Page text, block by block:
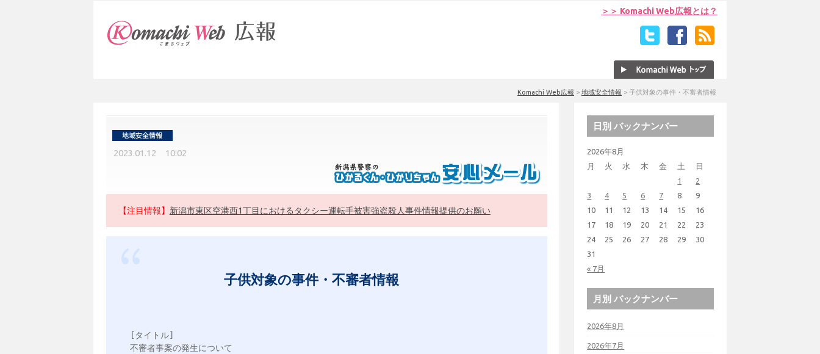
＞＞ Komachi Web広報とは？
Komachi Web広報 > 地域安全情報 > 子供対象の事件・不審者情報
2023.01.12 10:02
【注目情報】 新潟市東区空港西1丁目におけるタクシー運転手被害強盗殺人事件情報提供のお願い
子供対象の事件・不審者情報
[タイトル]
不審者事案の発生について
日別 バックナンバー
2026年8月
月
火 水 木 金 土 日
« 7月
1
2
3
4 5 6 7 8
9
10
11 12 13 14 15
16
17
18 19 20 21 22
23
24
25 26 27 28 29
30
31
月別 バックナンバー
2026年8月
2026年7月